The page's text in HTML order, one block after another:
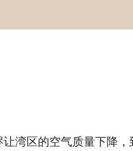
区的空气质量下降，